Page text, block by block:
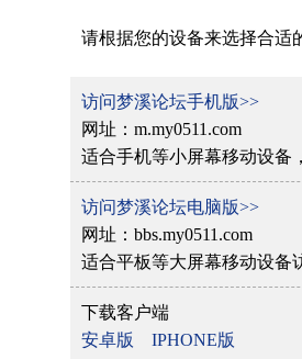
请根据您的设备来选择合适
访问梦溪论坛手机版>>
网址：m.my0511.com
适合手机等小屏幕移动设备
访问梦溪论坛电脑版>>
网址：bbs.my0511.com
适合平板等大屏幕移动设备
下载客户端
安卓版
IPHONE版